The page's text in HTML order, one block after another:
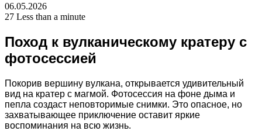
06.05.2026
27 Less than a minute
Поход к вулканическому кратеру с
фотосессией
Покорив вершину вулкана, открывается удивительный
вид на кратер с магмой. Фотосессия на фоне дыма и
пепла создаст неповторимые снимки. Это опасное, но
захватывающее приключение оставит яркие
воспоминания на всю жизнь.